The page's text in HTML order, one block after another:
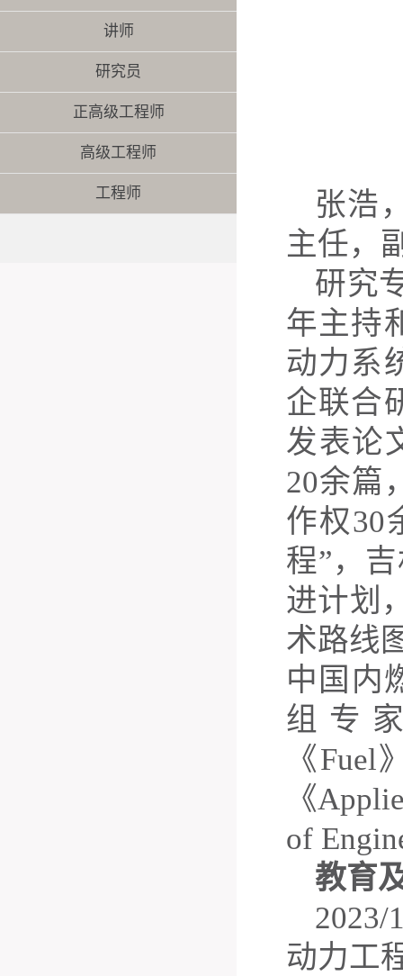
讲师
研究员
正高级工程师
高级工程师
工程师
张浩
主任，
研究
年主持
动力系
企联合
发表论
20余篇
作权30
程”，
进计划
术路线
中国内
组专
《Fuel
《
of E
教育
2023/
动力工